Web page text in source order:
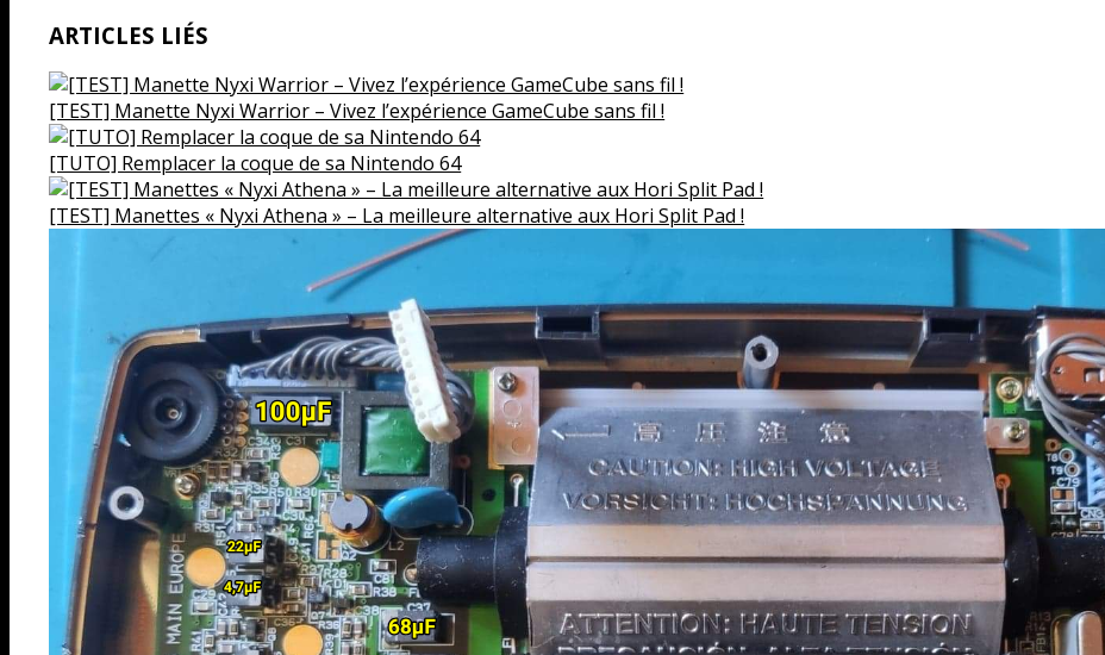
ARTICLES LIÉS
[TEST] Manette Nyxi Warrior – Vivez l’expérience GameCube sans fil !
[TUTO] Remplacer la coque de sa Nintendo 64
[TEST] Manettes « Nyxi Athena » – La meilleure alternative aux Hori Split Pad !